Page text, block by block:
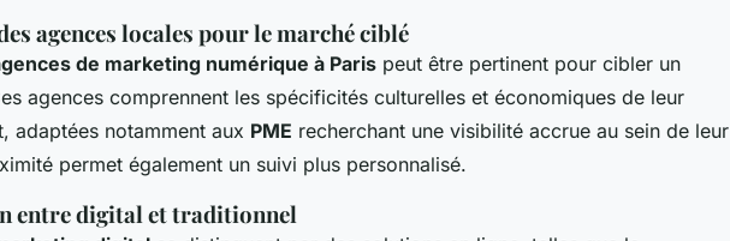
agences locales pour le marché ciblé
de marketing numérique à Paris peut être pertinent pour cibler un
agences comprennent les spécificités culturelles et économiques de leur
adaptées notamment aux PME recherchant une visibilité accrue au sein de leur
permet également un suivi plus personnalisé.
entre digital et traditionnel